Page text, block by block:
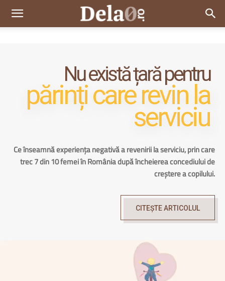
Dela0
Nu există țară pentru
părinți care revin la
serviciu
Ce înseamnă experiența negativă a revenirii la serviciu, prin care
trec 7 din 10 femei în România după încheierea concediului de
creștere a copilului.
CITEȘTE ARTICOLUL